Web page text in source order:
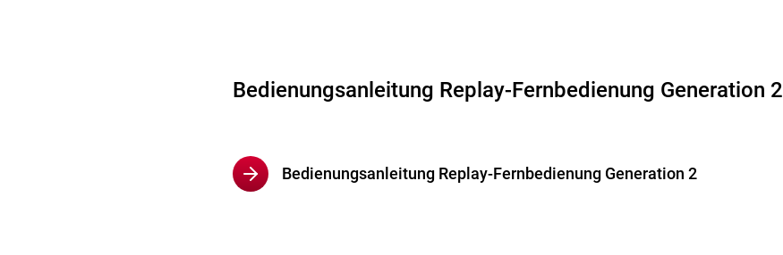
Bedienungsanleitung Replay-Fernbedienung Generation 2
Bedienungsanleitung Replay-Fernbedienung Generation 2